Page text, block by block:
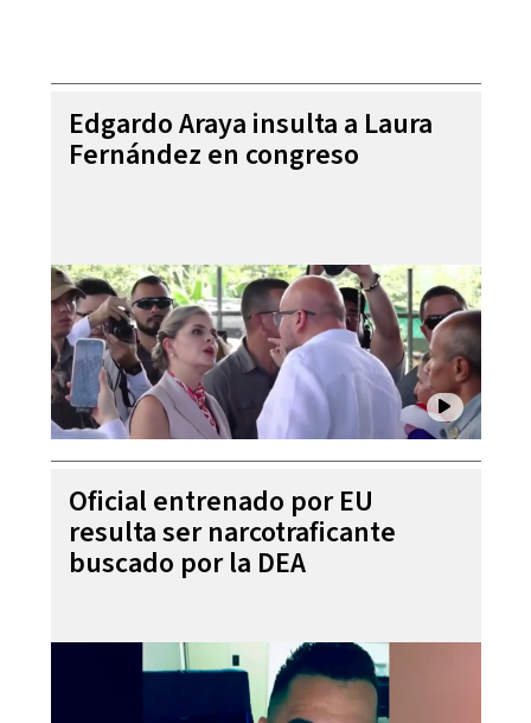
Edgardo Araya insulta a Laura
Fernández en congreso
Oficial entrenado por EU
resulta ser narcotraficante
buscado por la DEA